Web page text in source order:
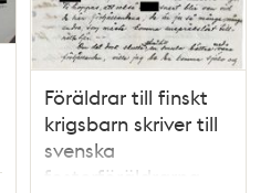
Föräldrar till finskt
krigsbarn skriver till
svenska
fosterföräldrarna